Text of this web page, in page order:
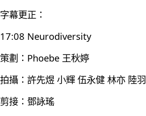
字幕更正：
17:08 Neurodiversity
策劃：Phoebe 王秋婷
拍攝：許先煜 小輝 伍永健 林亦 陸羽
剪接：鄧詠瑤